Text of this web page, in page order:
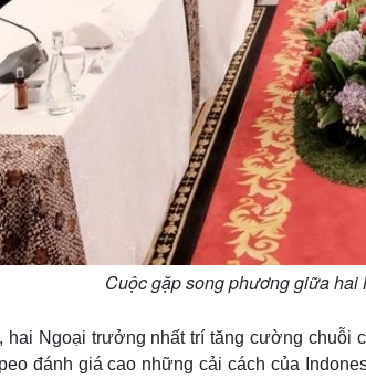
Cuộc gặp song phương giữa
hai Ngoại trưởng nhất trí tăng cường chuỗi
đánh giá cao những cải cách của